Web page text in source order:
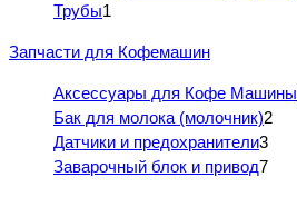
Трубы1
Запчасти для Кофемашин
Аксессуары для Кофе Машины
Бак для молока (молочник)2
Датчики и предохранители3
Заварочный блок и привод7